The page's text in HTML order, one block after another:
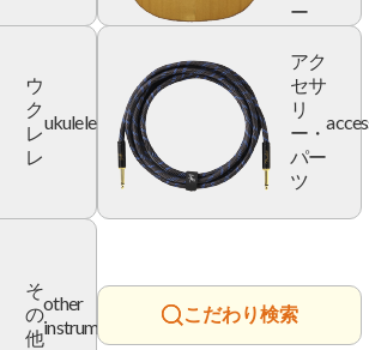
ー
ウ
ク
レ
レ
ukulele
アク
セサ
リ
ー・
パー
ツ
そ
の
他
other
instrument
こだわり検索